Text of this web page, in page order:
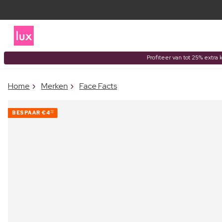
Profiteer van tot 25% extra
Home Merken Face Facts
BESPAAR €4 10